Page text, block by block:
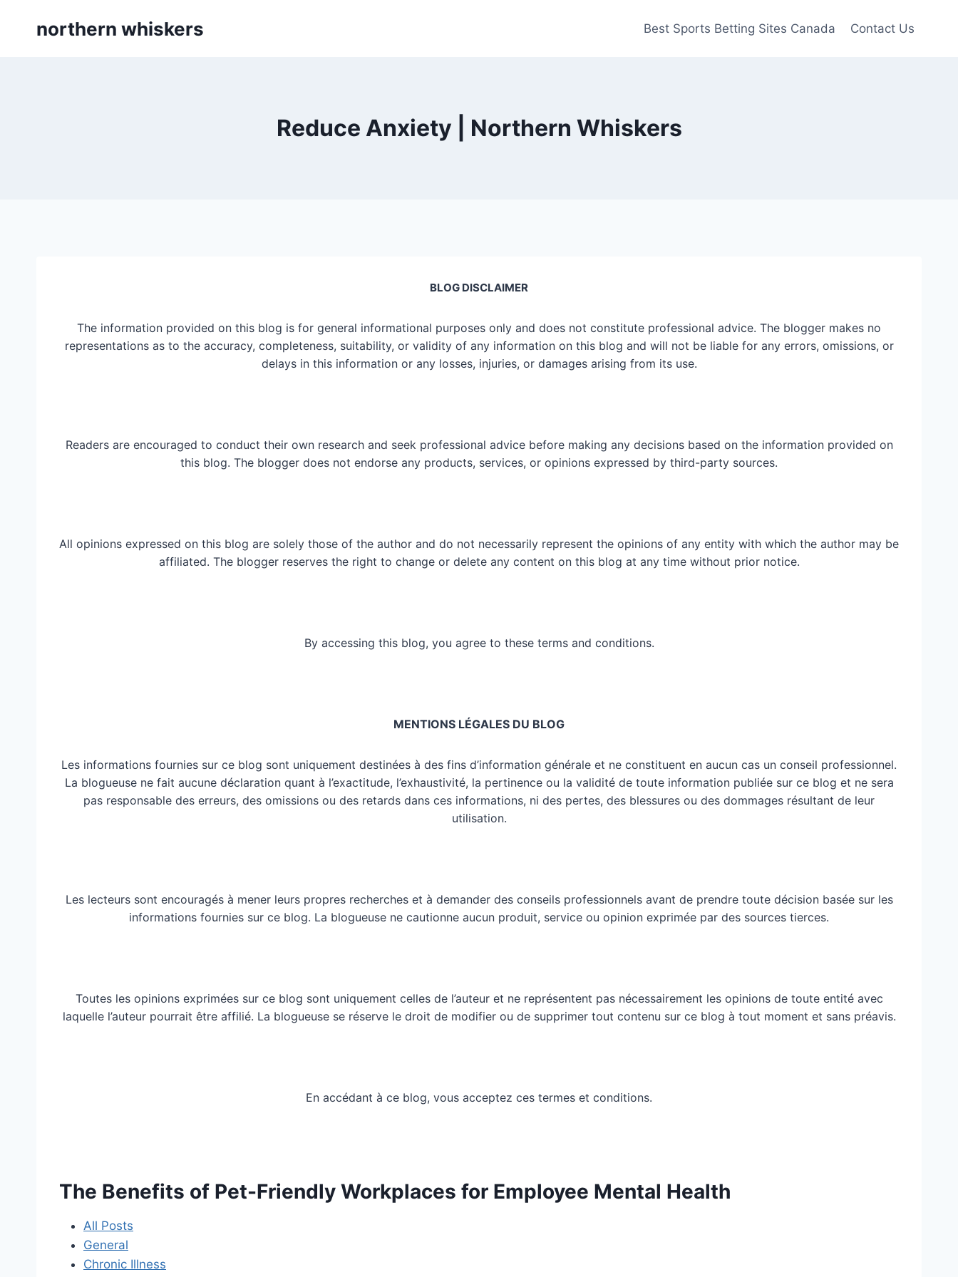
northern whiskers Best Sports Betting Sites Canada Contact Us
Reduce Anxiety | Northern Whiskers
BLOG DISCLAIMER
The information provided on this blog is for general informational purposes only and does not constitute professional advice. The blogger makes no
representations as to the accuracy, completeness, suitability, or validity of any information on this blog and will not be liable for any errors, omissions, or
delays in this information or any losses, injuries, or damages arising from its use.
Readers are encouraged to conduct their own research and seek professional advice before making any decisions based on the information provided on
this blog. The blogger does not endorse any products, services, or opinions expressed by third-party sources.
All opinions expressed on this blog are solely those of the author and do not necessarily represent the opinions of any entity with which the author may be
affiliated. The blogger reserves the right to change or delete any content on this blog at any time without prior notice.
By accessing this blog, you agree to these terms and conditions.
MENTIONS LÉGALES DU BLOG
Les informations fournies sur ce blog sont uniquement destinées à des fins d’information générale et ne constituent en aucun cas un conseil professionnel.
La blogueuse ne fait aucune déclaration quant à l’exactitude, l’exhaustivité, la pertinence ou la validité de toute information publiée sur ce blog et ne sera
pas responsable des erreurs, des omissions ou des retards dans ces informations, ni des pertes, des blessures ou des dommages résultant de leur
utilisation.
Les lecteurs sont encouragés à mener leurs propres recherches et à demander des conseils professionnels avant de prendre toute décision basée sur les
informations fournies sur ce blog. La blogueuse ne cautionne aucun produit, service ou opinion exprimée par des sources tierces.
Toutes les opinions exprimées sur ce blog sont uniquement celles de l’auteur et ne représentent pas nécessairement les opinions de toute entité avec
laquelle l’auteur pourrait être affilié. La blogueuse se réserve le droit de modifier ou de supprimer tout contenu sur ce blog à tout moment et sans préavis.
En accédant à ce blog, vous acceptez ces termes et conditions.
The Benefits of Pet-Friendly Workplaces for Employee Mental Health
All Posts
General
Chronic Illness